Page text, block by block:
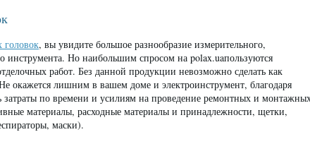
головок, вы увидите большое разнообразие измерительного,
инструмента. Но наибольшим спросом на polax.uaпользуются
работ. Без данной продукции невозможно сделать как
окажется лишним в вашем доме и электроинструмент, благодаря
затраты по времени и усилиям на проведение ремонтных и
материалы, расходные материалы и принадлежности, щетки,
маски).